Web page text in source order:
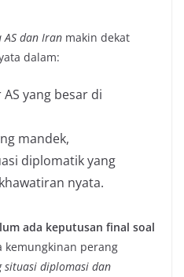
dan Iran makin dekat
dalam:
yang besar di
mandek,
diplomatik yang
nyata.
ada keputusan final soal
kemungkinan perang
situasi diplomasi dan